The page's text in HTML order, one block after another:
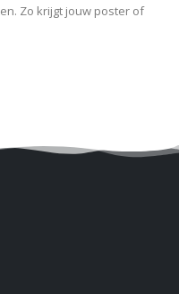
Zo krijgt jouw poster of